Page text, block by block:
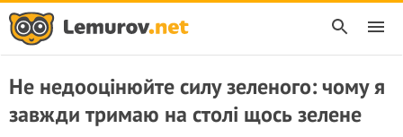
Не недооцінюйте силу зеленого: чому я
завжди тримаю на столі щось зелене